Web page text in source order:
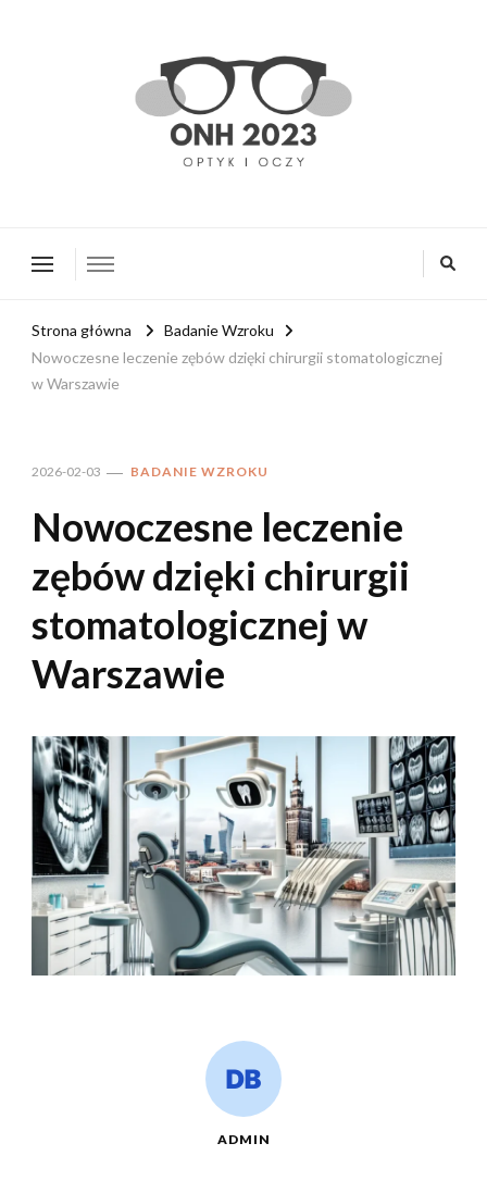
Strona główna
Badanie Wzroku
Nowoczesne leczenie zębów dzięki chirurgii stomatologicznej
w Warszawie
2026-02-03 BADANIE WZROKU
Nowoczesne leczenie
zębów dzięki chirurgii
stomatologicznej w
Warszawie
ADMIN